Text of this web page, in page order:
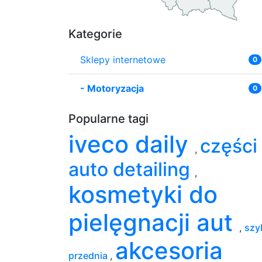
Kategorie
Sklepy internetowe 0
- Motoryzacja 0
Popularne tagi
iveco daily , części
auto detailing ,
kosmetyki do
pielęgnacji aut
,
przednia , akcesoria